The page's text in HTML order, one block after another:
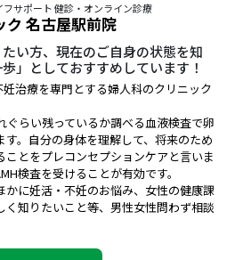
サポート 健診・オンライン診療
ク 名古屋駅前院
い方、現在のご自身の状態を知
」としておすすめしています！
治療を専門とする婦人科のクリニック
ぐらい残っているか調べる血液検査で卵
。自分の身体を理解して、将来のため
ことをプレコンセプションケアと言いま
検査を受けることが有効です。
かに妊活・不妊のお悩み、女性の健康課
知りたいこと等、男性女性問わず相談